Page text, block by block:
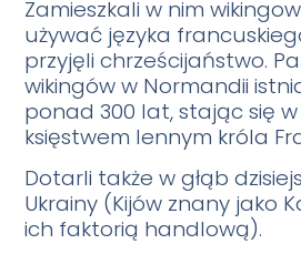
Zamieszkali w nim
używać języka
przyjęli chrześcijaństwo.
wikingów w Normandii
ponad 300 lat, stając się
księstwem lennym króla
Dotarli także w głąb
Ukrainy (Kijów znany jako
ich faktorią handlową).